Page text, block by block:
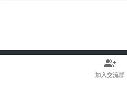
Copyright © 2022-2025 Stable Diffusion中文网
group_add
加入交流群